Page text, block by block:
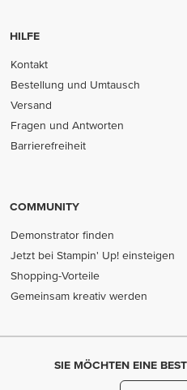
HILFE
Kontakt
Bestellung und Umtausch
Versand
Fragen und Antworten
Barrierefreiheit
COMMUNITY
Demonstrator finden
Jetzt bei Stampin' Up! einsteigen
Shopping-Vorteile
Gemeinsam kreativ werden
SIE MÖCHTEN EINE